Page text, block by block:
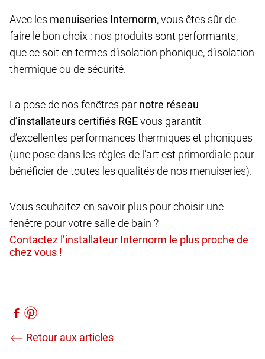
Avec les menuiseries Internorm, vous êtes sûr de
faire le bon choix : nos produits sont performants,
que ce soit en termes d’isolation phonique, d’isolation
thermique ou de sécurité.
La pose de nos fenêtres par notre réseau
d’installateurs certifiés RGEvous garantit
d’excellentes performances thermiques et phoniques
(une pose dans les règles de l’art est primordiale pour
bénéficier de toutes les qualités de nos menuiseries).
Vous souhaitez en savoir plus pour choisir une
fenêtre pour votre salle de bain ?